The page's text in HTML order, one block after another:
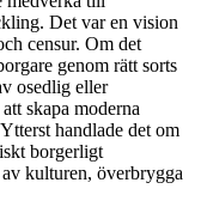
Det var en vision
censur. Om det
genom rätt sorts
osedlig eller
skapa moderna
handlade det om
borgerligt
kulturen, överbrygga